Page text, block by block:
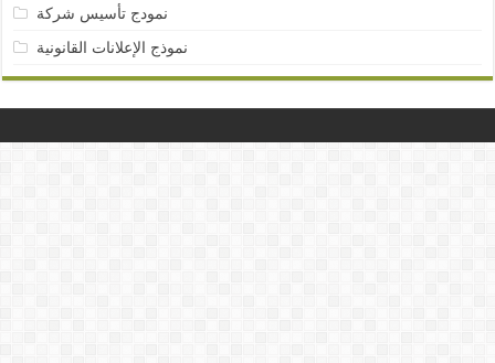
نمودج تأسيس شركة
نموذج الإعلانات القانونية